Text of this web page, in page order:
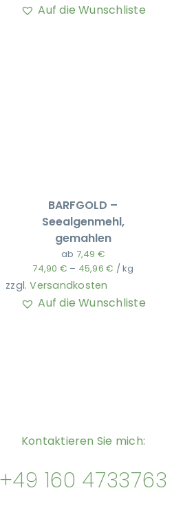
Auf die Wunschliste
BARFGOLD –
Seealgenmehl,
gemahlen
ab 7,49 €
74,90 € – 45,96€ /kg
zzgl.Versandkosten
Auf die Wunschliste
Kontaktieren Sie mich:
+49 160 4733763